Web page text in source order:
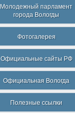
Молодежный парламент
города Вологды
Фотогалерея
Официальные сайты РФ
Официальная Вологда
Полезные ссылки